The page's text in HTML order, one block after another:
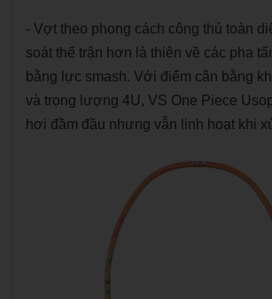
- Vợt theo phong cách công thủ toàn
soát thế trận hơn là thiên về các pha
bằng lực smash. Với điểm cân bằng
và trọng lượng 4U, VS One Piece
hơi đầm đầu nhưng vẫn linh hoạt khi